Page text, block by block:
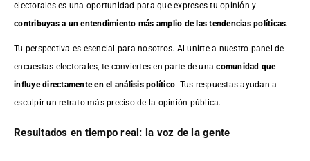
electorales es una oportunidad para que expreses tu opinión y
contribuyas a un entendimiento más amplio de las tendencias políticas.
Tu perspectiva es esencial para nosotros. Al unirte a nuestro panel de
encuestas electorales, te conviertes en parte de unacomunidad que
influye directamente en el análisis político. Tus respuestas ayudan a
esculpir un retrato más preciso de la opinión pública.
Resultados en tiempo real: la voz de la gente